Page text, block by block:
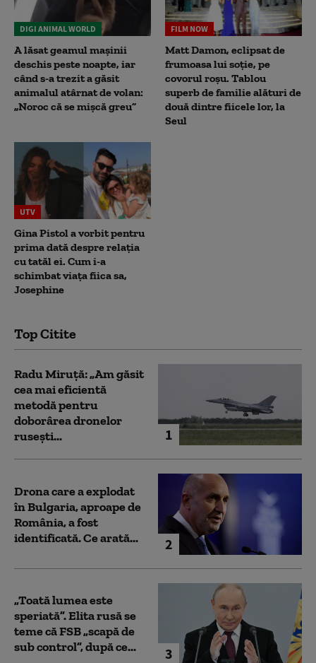
DIGI ANIMAL WORLD
A lăsat geamul mașinii
deschis peste noapte, iar
când s-a trezit a găsit
animalul atârnat de volan:
„Noroc că se mișcă greu”
FILM NOW
Matt Damon, eclipsat de
frumoasa lui soție, pe
covorul roșu. Tablou
superb de familie alături de
două dintre fiicele lor, la
Seul
UTV
Gina Pistol a vorbit pentru
prima dată despre relația
cu tatăl ei. Cum i-a
schimbat viața fiica sa,
Josephine
Top Citite
1
Radu Miruță: „Am găsit
cea mai eficientă
metodă pentru
doborârea dronelor
rusești...
2
Drona care a explodat
în Bulgaria, aproape de
România, a fost
identificată. Ce arată...
3
„Toată lumea este
speriată”. Elita rusă se
teme că FSB „scapă de
sub control”, după ce...